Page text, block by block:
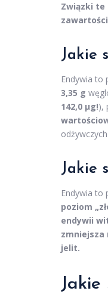
Związki te
Jakie
Endywia to
3,35 g
142,0 µg!),
Jakie
Endywia to
poziom
endywii
zmniejsza
jelit.